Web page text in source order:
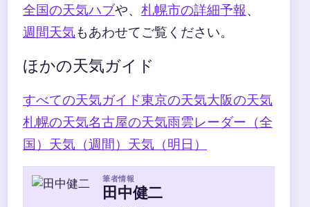
全国の天気ハブや、 札幌市の詳細予報、
週間天気もあわせてご覧ください。
ほかの天気ガイド
すべての天気ガイド東京の天気大阪の天気
札幌の天気名古屋の天気雨雲レーダー（全
国） 天気（週間） 天気（明日）
筆者情報
田中健二